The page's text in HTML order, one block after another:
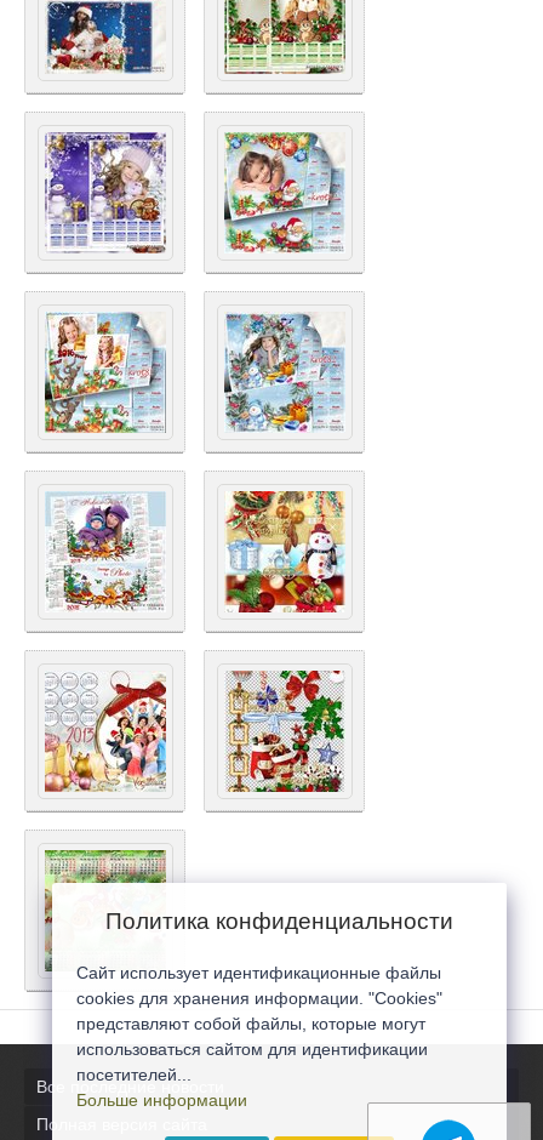
Все последние новости
Полная версия сайта
Политика конфиденциальности
Сайт использует идентификационные файлы
cookies для хранения информации. "Cookies"
представляют собой файлы, которые могут
использоваться сайтом для идентификации
посетителей...
Больше информации